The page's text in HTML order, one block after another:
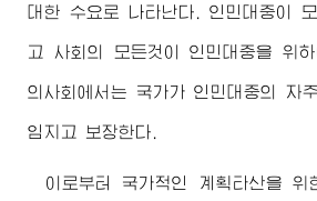
대한 수요로 나타난다. 인민대중이
고 사회의 모든것이 인민대중을 위
의사회에서는 국가가 인민대중의 자
임지고 보장한다.
이로부터 국가적인 계획타산을 위